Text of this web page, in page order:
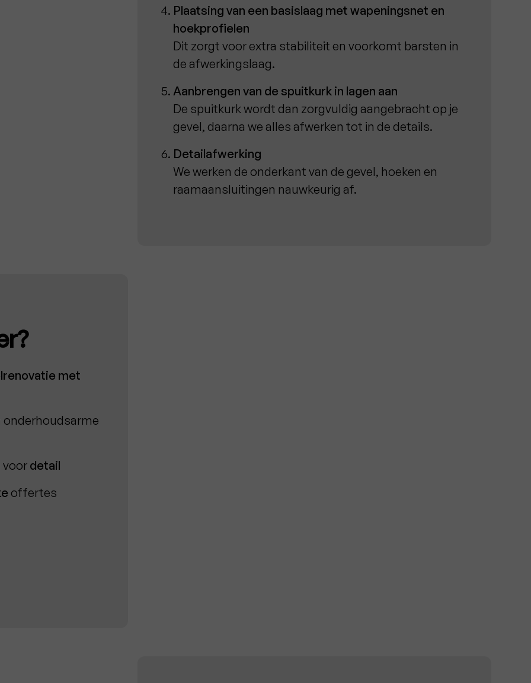
Plaatsing van een basislaag met wapeningsnet en
hoekprofielen
Dit zorgt voor extra stabiliteit en voorkomt barsten in
de afwerkingslaag.
Aanbrengen van de spuitkurk in lagen aan
De spuitkurk wordt dan zorgvuldig aangebracht op je
gevel, daarna we alles afwerken tot in de details.
Detailafwerking
We werken de onderkant van de gevel, hoeken en
raamaansluitingen nauwkeurig af.
met
onderhoudsarme
voor detail
offertes